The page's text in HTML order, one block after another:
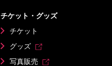
チケット・グッズ
チケット
グッズ
写真販売